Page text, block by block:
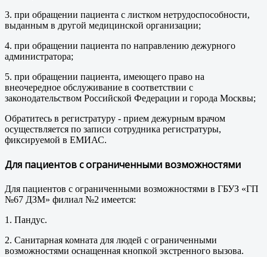
3. при обращении пациента с листком нетрудоспособности,
выданным в другой медицинской организации;
4. при обращении пациента по направлению дежурного
администратора;
5. при обращении пациента, имеющего право на
внеочередное обслуживание в соответствии с
законодательством Российской Федерации и города Москвы;
Обратитесь в регистратуру - прием дежурным врачом
осуществляется по записи сотрудника регистратуры,
фиксируемой в ЕМИАС.
Для пациентов с ограниченными возможностями
Для пациентов с ограниченными возможностями в ГБУЗ «ГП
№67 ДЗМ» филиал №2 имеется:
1. Пандус.
2. Санитарная комната для людей с ограниченными
возможностями оснащенная кнопкой экстренного вызова.